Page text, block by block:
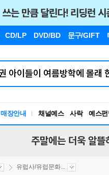
CD/LP DVD/BD 문구/GIFT
매장안내 채널예스 사락 예스펀
주말에는 더욱 알뜰
유럽사/유럽문화...